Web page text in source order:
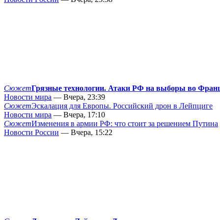
СюжетГрязные технологии. Атаки РФ на выборы во
Новости мира — Вчера, 23:39
СюжетЭскалация для Европы. Российский дрон в Лейпциге
Новости мира — Вчера, 17:10
СюжетИзменения в армии РФ: что стоит за решением Путина
Новости России — Вчера, 15:22